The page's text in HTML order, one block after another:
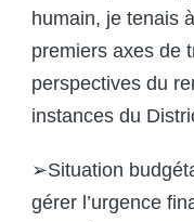
humain, je tenais
premiers axes de
perspectives du
instances du
➢Situation
gérer l’urgence